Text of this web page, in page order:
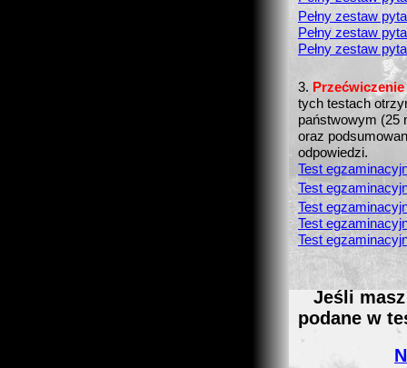
Pełny zestaw
Pełny zestaw
Pełny zestaw
3.
tych testach
państwowym (25
oraz
odpowiedzi.
Test
Test
Test
Test
Test
Jeśli
podane w